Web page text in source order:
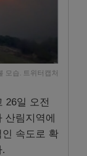
모습. 트위터캡처
26일 오전
림지역에
속도로 확